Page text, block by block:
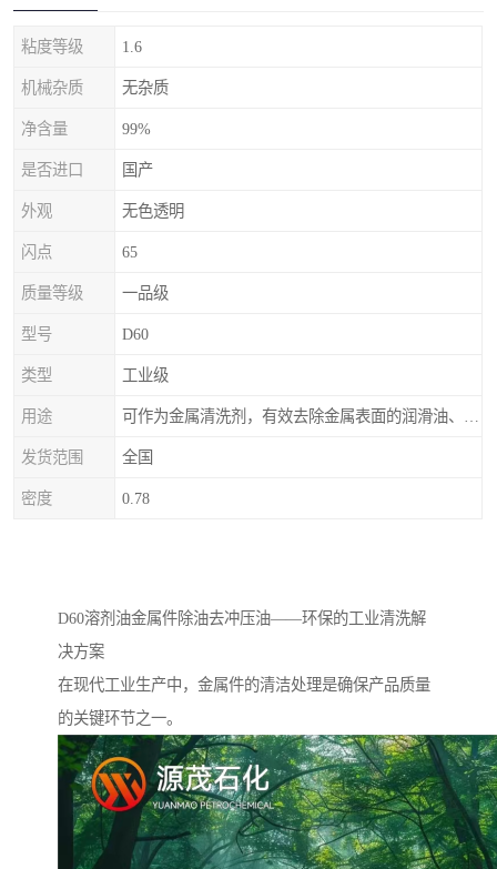
粘度等级 1.6
机械杂质 无杂质
净含量 99%
是否进口 国产
外观 无色透明
闪点 65
质量等级 一品级
型号 D60
类型 工业级
用途
发货范围 全国
密度 0.78
D60溶剂油金属件除油去冲压油——环保的工业清洗解
决方案
在现代工业生产中，金属件的清洁处理是确保产品质量
的关键环节之一。